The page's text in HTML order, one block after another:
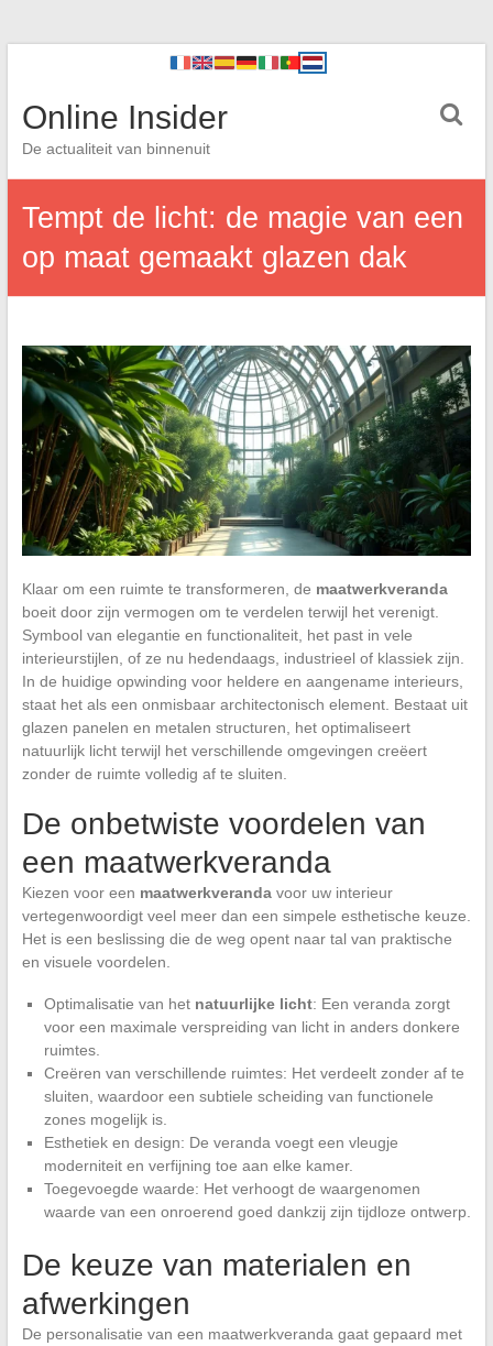
Online Insider
De actualiteit van binnenuit
Tempt de licht: de magie van een
op maat gemaakt glazen dak
Klaar om een ruimte te transformeren, de maatwerkveranda
boeit door zijn vermogen om te verdelen terwijl het verenigt.
Symbool van elegantie en functionaliteit, het past in vele
interieurstijlen, of ze nu hedendaags, industrieel of klassiek zijn.
In de huidige opwinding voor heldere en aangename interieurs,
staat het als een onmisbaar architectonisch element. Bestaat uit
glazen panelen en metalen structuren, het optimaliseert
natuurlijk licht terwijl het verschillende omgevingen creëert
zonder de ruimte volledig af te sluiten.
De onbetwiste voordelen van
een maatwerkveranda
Kiezen voor een maatwerkverandavoor uw interieur
vertegenwoordigt veel meer dan een simpele esthetische keuze.
Het is een beslissing die de weg opent naar tal van praktische
en visuele voordelen.
Optimalisatie van het natuurlijke licht: Een veranda zorgt
voor een maximale verspreiding van licht in anders donkere
ruimtes.
Creëren van verschillende ruimtes: Het verdeelt zonder af te
sluiten, waardoor een subtiele scheiding van functionele
zones mogelijk is.
Esthetiek en design: De veranda voegt een vleugje
moderniteit en verfijning toe aan elke kamer.
Toegevoegde waarde: Het verhoogt de waargenomen
waarde van een onroerend goed dankzij zijn tijdloze ontwerp.
De keuze van materialen en
afwerkingen
De personalisatie van een maatwerkveranda gaat gepaard met